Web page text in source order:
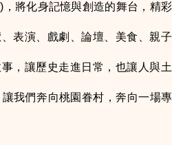
將化身記憶與創造的舞台，精彩
表演、戲劇、論壇、美食、親子
，讓歷史走進日常，也讓人與土
我們奔向桃園眷村，奔向一場專